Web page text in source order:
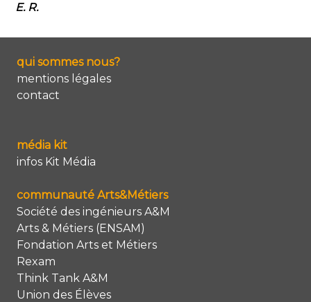
E. R.
qui sommes nous?
mentions légales
contact
média kit
infos Kit Média
communauté Arts&Métiers
Société des ingénieurs A&M
Arts & Métiers (ENSAM)
Fondation Arts et Métiers
Rexam
Think Tank A&M
Union des Élèves